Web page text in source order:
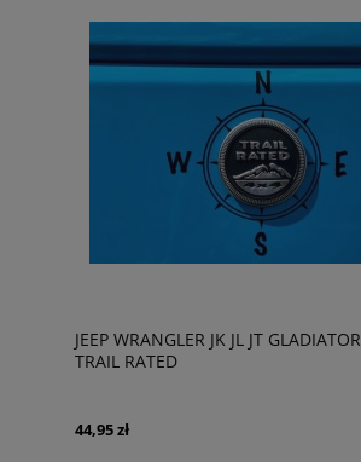
JEEP WRANGLER JK JL JT
TRAIL RATED
44,95 zł